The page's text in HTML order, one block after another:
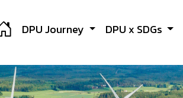
DPU Journey DPU x SDGs